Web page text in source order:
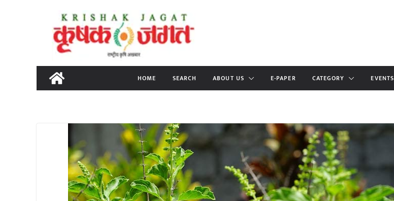
content
HOME SEARCH ABOUT US E-PAPER CATEGORY EVENTS